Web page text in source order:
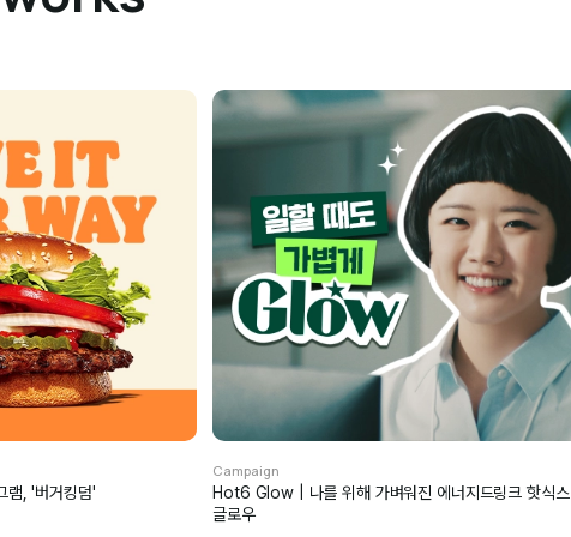
램, '버거킹덤'
Campaign
Hot6 Glow | 나를 위해 가벼워진 에너지드링크 핫식스
글로우